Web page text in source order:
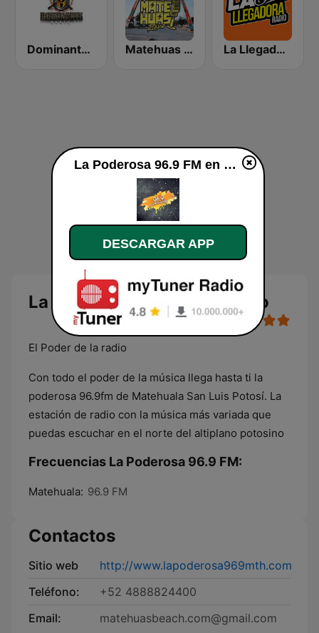
Dominante Radio Matehuas Radio La Llegadora Radio
La Poderosa 96.9 FM en vivo
El Poder de la radio
Con todo el poder de la música llega hasta ti la
poderosa 96.9fm de Matehuala San Luis Potosí. La
estación de radio con la música más variada que
puedas escuchar en el norte del altiplano potosino
Frecuencias La Poderosa 96.9 FM:
Matehuala: 96.9 FM
Contactos
Sitio web
http://www.lapoderosa969mth.com
Teléfono:
+52 4888824400
Email:
matehuasbeach.com@gmail.com
La Poderosa 96.9 FM en vivo
DESCARGAR APP